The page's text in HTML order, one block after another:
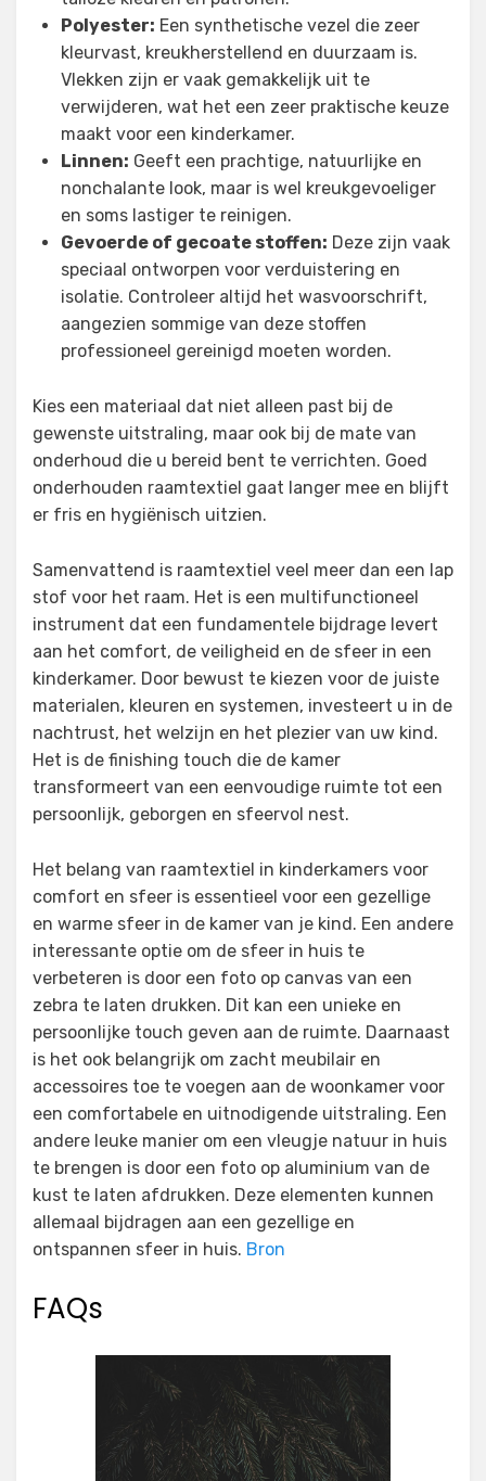
Polyester: Een synthetische vezel die zeer
kleurvast, kreukherstellend en duurzaam is.
Vlekken zijn er vaak gemakkelijk uit te
verwijderen, wat het een zeer praktische keuze
maakt voor een kinderkamer.
Linnen: Geeft een prachtige, natuurlijke en
nonchalante look, maar is wel kreukgevoeliger
en soms lastiger te reinigen.
Gevoerde of gecoate stoffen: Deze zijn vaak
speciaal ontworpen voor verduistering en
isolatie. Controleer altijd het wasvoorschrift,
aangezien sommige van deze stoffen
professioneel gereinigd moeten worden.
Kies een materiaal dat niet alleen past bij de
gewenste uitstraling, maar ook bij de mate van
onderhoud die u bereid bent te verrichten. Goed
onderhouden raamtextiel gaat langer mee en blijft
er fris en hygiënisch uitzien.
Samenvattend is raamtextiel veel meer dan een lap
stof voor het raam. Het is een multifunctioneel
instrument dat een fundamentele bijdrage levert
aan het comfort, de veiligheid en de sfeer in een
kinderkamer. Door bewust te kiezen voor de juiste
materialen, kleuren en systemen, investeert u in de
nachtrust, het welzijn en het plezier van uw kind.
Het is de finishing touch die de kamer
transformeert van een eenvoudige ruimte tot een
persoonlijk, geborgen en sfeervol nest.
Het belang van raamtextiel in kinderkamers voor
comfort en sfeer is essentieel voor een gezellige
en warme sfeer in de kamer van je kind. Een andere
interessante optie om de sfeer in huis te
verbeteren is door een foto op canvas van een
zebra te laten drukken. Dit kan een unieke en
persoonlijke touch geven aan de ruimte. Daarnaast
is het ook belangrijk om zacht meubilair en
accessoires toe te voegen aan de woonkamer voor
een comfortabele en uitnodigende uitstraling. Een
andere leuke manier om een vleugje natuur in huis
te brengen is door een foto op aluminium van de
kust te laten afdrukken. Deze elementen kunnen
allemaal bijdragen aan een gezellige en
ontspannen sfeer in huis. Bron
FAQs